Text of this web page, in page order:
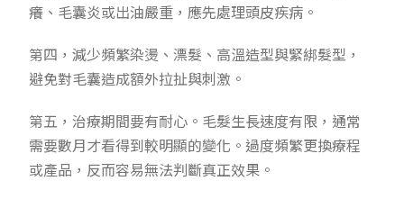
癢、毛囊炎或出油嚴重，應先處理頭皮疾病。
第四，減少頻繁染燙、漂髮、高溫造型與緊綁髮型，
避免對毛囊造成額外拉扯與刺激。
第五，治療期間要有耐心。毛髮生長速度有限，通常
需要數月才看得到較明顯的變化。過度頻繁更換療程
或產品，反而容易無法判斷真正效果。